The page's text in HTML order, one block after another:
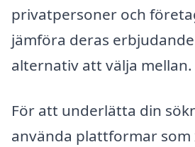
privatpersoner och
jämföra deras
alternativ att välja mellan.
För att underlätta din
använda plattformar